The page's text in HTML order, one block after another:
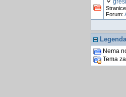
Forum:
Legenda
Nema
Tema